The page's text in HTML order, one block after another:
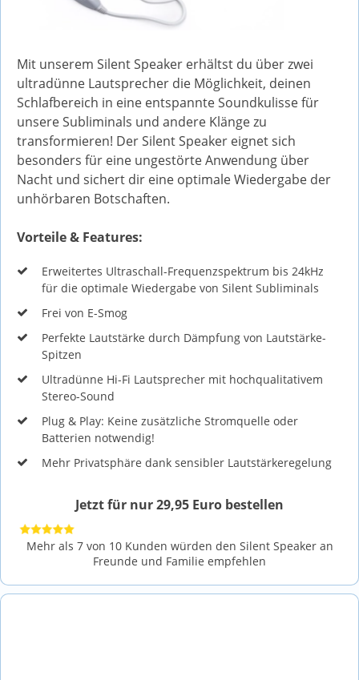
Mit unserem Silent Speaker erhältst du über zwei
ultradünne Lautsprecher die Möglichkeit, deinen
Schlafbereich in eine entspannte Soundkulisse für
unsere Subliminals und andere Klänge zu
transformieren! Der Silent Speaker eignet sich
besonders für eine ungestörte Anwendung über
Nacht und sichert dir eine optimale Wiedergabe der
unhörbaren Botschaften.
Vorteile & Features:
Erweitertes Ultraschall-Frequenzspektrum bis 24kHz
für die optimale Wiedergabe von Silent Subliminals
Frei von E-Smog
Perfekte Lautstärke durch Dämpfung von Lautstärke-
Spitzen
Ultradünne Hi-Fi Lautsprecher mit hochqualitativem
Stereo-Sound
Plug & Play: Keine zusätzliche Stromquelle oder
Batterien notwendig!
Mehr Privatsphäre dank sensibler Lautstärkeregelung
Jetzt für nur 29,95 Euro bestellen
Mehr als 7 von 10 Kunden würden den Silent Speaker an
Freunde und Familie empfehlen